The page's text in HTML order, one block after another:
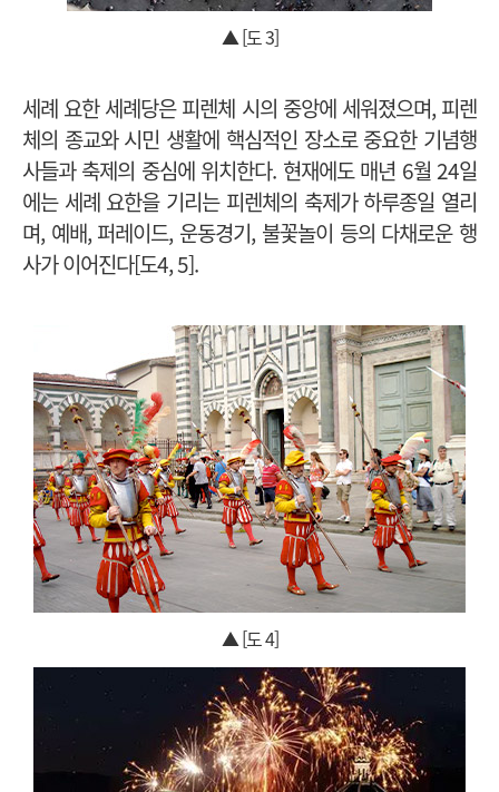
▲ [도 3]
세례 요한 세례당은 피렌체 시의 중앙에 세워졌으며, 피렌
체의 종교와 시민 생활에 핵심적인 장소로 중요한 기념행
사들과 축제의 중심에 위치한다. 현재에도 매년 6월 24일
에는 세례 요한을 기리는 피렌체의 축제가 하루종일 열리
며, 예배, 퍼레이드, 운동경기, 불꽃놀이 등의 다채로운 행
사가 이어진다[도4, 5].
▲ [도 4]